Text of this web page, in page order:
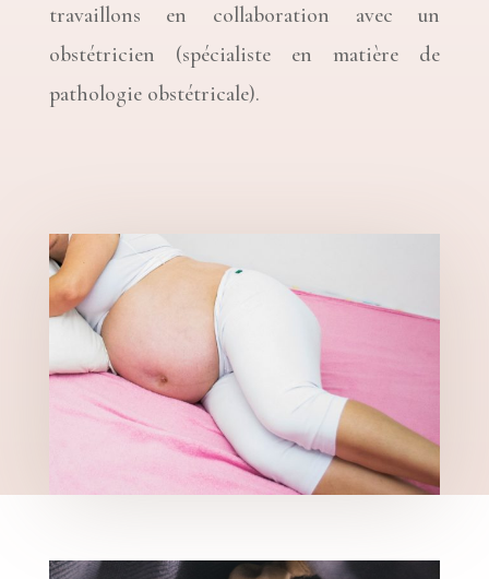
travaillons en collaboration avec un
obstétricien (spécialiste en matière de
pathologie obstétricale).